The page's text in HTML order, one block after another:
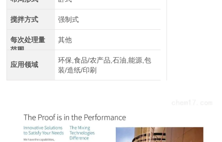
搅拌方式 强制式
每次处理量
范围
其他
应用领域
环保,食品/农产品,石油,能源,包
装/造纸/印刷